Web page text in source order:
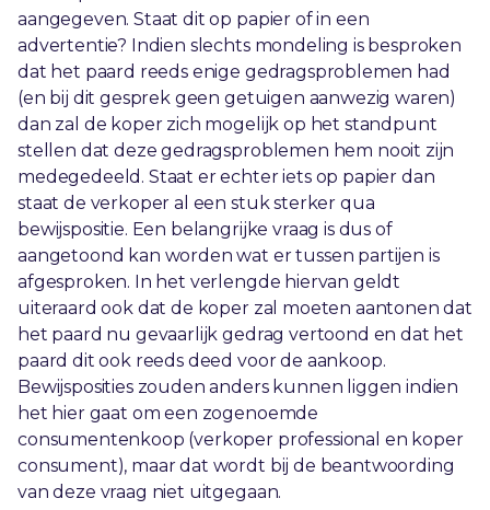
aangegeven. Staat dit op papier of in een
advertentie? Indien slechts mondeling is besproken
dat het paard reeds enige gedragsproblemen had
(en bij dit gesprek geen getuigen aanwezig waren)
dan zal de koper zich mogelijk op het standpunt
stellen dat deze gedragsproblemen hem nooit zijn
medegedeeld. Staat er echter iets op papier dan
staat de verkoper al een stuk sterker qua
bewijspositie. Een belangrijke vraag is dus of
aangetoond kan worden wat er tussen partijen is
afgesproken. In het verlengde hiervan geldt
uiteraard ook dat de koper zal moeten aantonen dat
het paard nu gevaarlijk gedrag vertoond en dat het
paard dit ook reeds deed voor de aankoop.
Bewijsposities zouden anders kunnen liggen indien
het hier gaat om een zogenoemde
consumentenkoop (verkoper professional en koper
consument), maar dat wordt bij de beantwoording
van deze vraag niet uitgegaan.